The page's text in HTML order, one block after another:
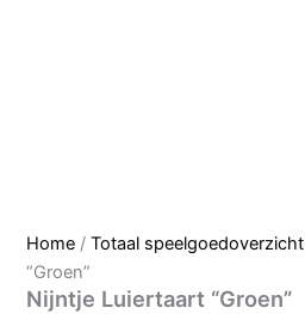
Home /Totaal speelgoedoverzicht
“Groen”
Nijntje Luiertaart “Groen”